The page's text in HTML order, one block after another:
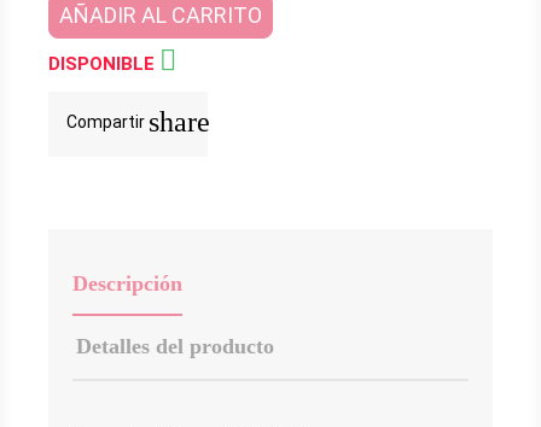
AÑADIR AL CARRITO
DISPONIBLE 
Compartir share
Descripción
Detalles del producto